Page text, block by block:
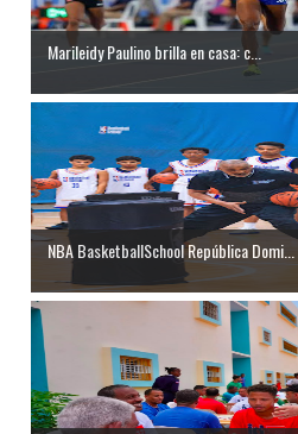
Marileidy Paulino brilla en casa: c...
NBA BasketballSchool República Domi...